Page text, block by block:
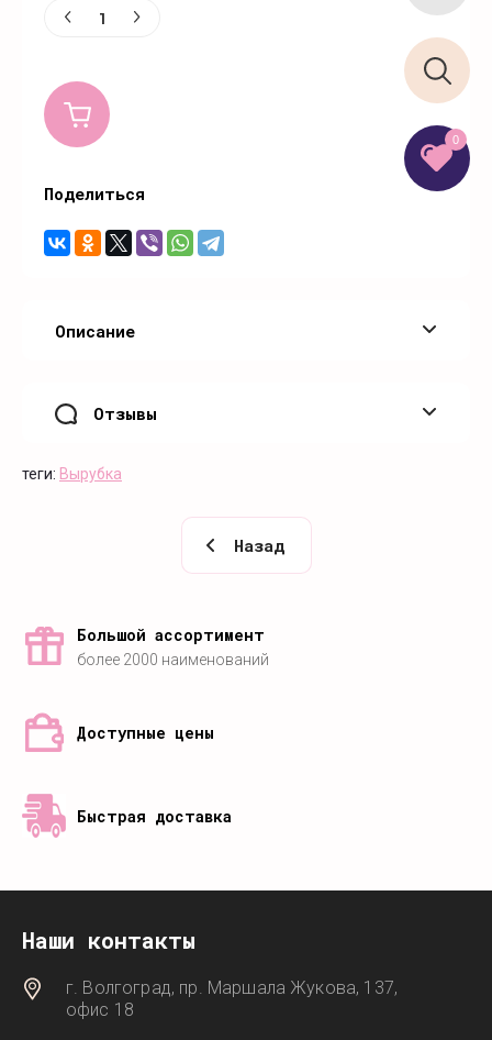
0
Поделиться
Описание
Отзывы
теги: Вырубка
Назад
Большой ассортимент
более 2000 наименований
Доступные цены
Быстрая доставка
Наши контакты
г. Волгоград, пр. Маршала Жукова, 137,
офис 18